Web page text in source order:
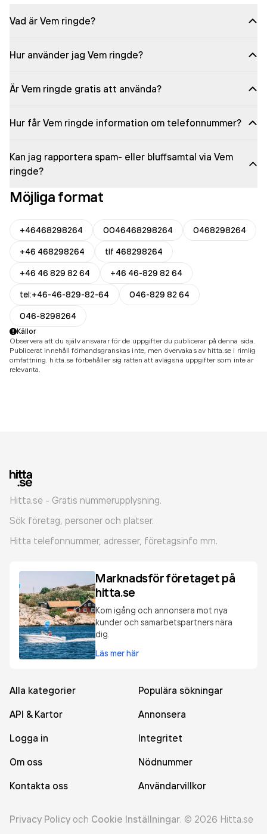
Vad är Vem ringde?
Hur använder jag Vem ringde?
Är Vem ringde gratis att använda?
Hur får Vem ringde information om telefonnummer?
Kan jag rapportera spam- eller bluffsamtal via Vem
ringde?
Möjliga format
+46468298264 0046468298264
0468298264
+46 468298264
tlf 468298264
+46 46 829 82 64
+46 46-829 82 64
tel:+46-46-829-82-64
046-829 82 64
046-8298264
Källor
Observera att du själv ansvarar för de uppgifter du publicerar på denna sida.
Publicerat innehåll förhandsgranskas inte, men övervakas av hitta.se i rimlig
omfattning. hitta.se förbehåller sig rätten att avlägsna uppgifter som inte är
relevanta.
Hitta.se - Gratis nummerupplysning.
Sök företag, personer och platser.
Hitta telefonnummer, adresser, företagsinfo mm.
Marknadsför företaget på
hitta.se
Kom igång och annonsera mot nya
kunder och samarbetspartners nära
dig.
Läs mer här
Alla kategorier
Populära sökningar
API & Kartor
Annonsera
Logga in
Integritet
Om oss
Nödnummer
Kontakta oss
Användarvillkor
Privacy Policy och Cookie Inställningar. © 2026 Hitta.se